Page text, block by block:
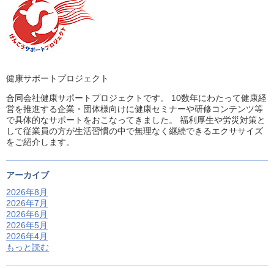
健康サポートプロジェクト
合同会社健康サポートプロジェクトです。 10数年にわたって健康経
営を推進する企業・団体様向けに健康セミナーや研修コンテンツ等
で具体的なサポートをおこなってきました。 福利厚生や労災対策と
して従業員の方が生活習慣の中で無理なく継続できるエクササイズ
をご紹介します。
アーカイブ
2026年8月
2026年7月
2026年6月
2026年5月
2026年4月
もっと読む